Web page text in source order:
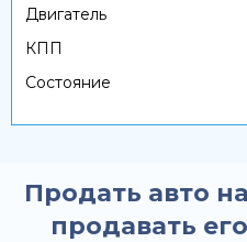
Двигатель
КПП
Состояние
Продать авто
продавать